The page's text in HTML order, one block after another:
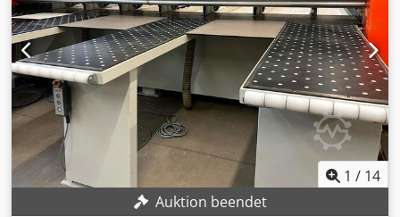
Edge Control 19 mit 18,5" Touchscreen Einlauflineal Länge:
1.350 mm Elektrik für stufenlosen Vorschub: 400 V / 50 Hz
Elektromotor Vorschub: 2,2 kW Betriebsstunden: 1.483 h
AUSSTATTUNG Motorische Druckbrückenverstellung
Nesting - Tastschuh Vertikal oben & unten Dedpfx Aozrf
Nrsg Uswa Edition 18 Paket ECO MODE Energiesparmodus
ITronic System
1 / 14
Auktion beendet